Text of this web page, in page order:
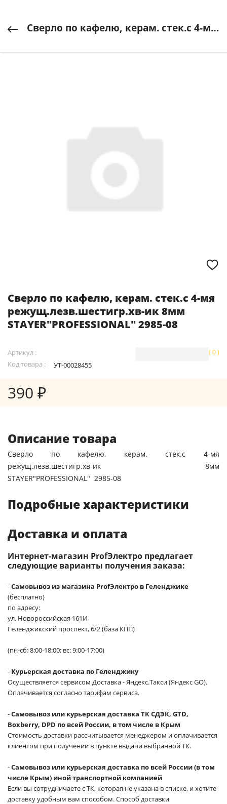
Сверло по кафелю, керам. стек.с 4-мя режущ.лезв.шестигр.хв-ик 8мм STAYER"PROFESSIONAL" 2985-08
Сверло по кафелю, керам. стек.с 4-мя
режущ.лезв.шестигр.хв-ик 8мм
STAYER"PROFESSIONAL" 2985-08
Артикул :
Код товара :
УТ-00028455
( 0 )
390 ₽
Описание товара
Сверло по кафелю, керам. стек.с 4-мя
режущ.лезв.шестигр.хв-ик 8мм
STAYER"PROFESSIONAL" 2985-08
Подробные характеристики
Доставка и оплата
Интернет-магазин ProfЭлектро предлагает
следующие варианты получения заказа:
-Самовывоз из магазина ProfЭлектро в Геленджике
(бесплатно)
по адресу:
ул. Новороссийская 161И
Геленджикский проспект, 6/2 (база КПП)
(пн-сб: 8:00-18:00; вс: 9:00-17:00)
- Курьерская доставка по Геленджику
Осуществляется сервисом Доставка - Яндекс.Такси (Яндекс GO).
Оплачивается согласно тарифам сервиса.
-Самовывоз или курьерская доставка ТК СДЭК, GTD,
Boxberry, DPD по всей России, в том числе в Крым
Стоимость доставки рассчитывается менеджером и оплачивается
клиентом при получении в пункте выдачи выбранной ТК.
-Самовывоз или курьерская доставка по всей России (в том
числе Крым) иной транспортной компанией
Если вы сотрудничаете с ТК, которая не указана в списке, и хотите
доставку удобным вам способом. Способ доставки